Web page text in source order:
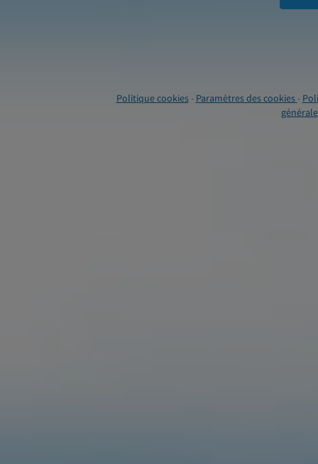
Politique cookies- Paramètres des cookies-